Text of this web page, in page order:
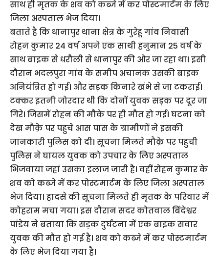
साथ ही मृतक के शव को कब्जे में कर पोस्टमार्टम के लिए
जिला अस्पताल भेज दिया।
बताते है कि धानापुर थाना क्षेत्र के गुरेहू गांव निवासी
रोहन कुमार 24 वर्ष अपने एक साथी हनुमान 25 वर्ष के
साथ बाइक से धरौली से धानापुर की ओर जा रहा था। इसी
दौरान भदलपुरा गांव के समीप अचानक उसकी बाइक
अनियंत्रित हो गई। और सड़क किनारे खंभे से जा टकराई।
टक्कर इतनी जोरदार थी कि दोनों युवक सड़क पर दूर जा
गिरे। जिसमें रोहन की मौके पर ही मौत हो गई। घटना को
देख मौक़े पर पहुचे आस पास के ग्रामीणों ने इसकी
जानकारी पुलिस को दी। सूचना मिलते मौक़े पर पहुची
पुलिस ने घायल युवक को उपचार के लिए अस्पताल
भिजवाया जहां उसका इलाज जारी है। वहीं रोहन कुमार के
शव को कब्जे में कर पोस्टमार्टम के लिए जिला अस्पताल
भेज दिया। हादसे की सूचना मिलते ही मृतक के परिवार में
कोहराम मचा गया। इस दौरान सदर कोतवाल बिंदेश्वर
पांडेय ने बताया कि सड़क दुर्घटना में एक बाइक सवार
युवक की मौत हो गई है। शव को कब्जे में कर पोस्टमार्टम
के लिए भेज दिया गया है।